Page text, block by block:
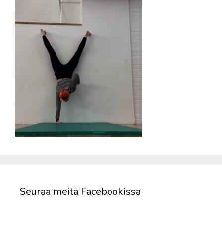
Seuraa meitä Facebookissa